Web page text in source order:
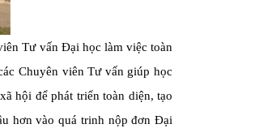
Tư vấn Đại học làm việc toàn
Chuyên viên Tư vấn giúp học
hội để phát triển toàn diện, tạo
hơn vào quá trinh nộp đơn Đại